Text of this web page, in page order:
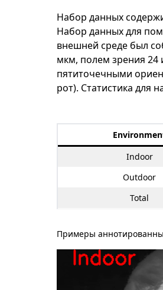
Набор данных
Набор данных для
внешней среде был
мкм, полем зрения
пятиточечными
рот). Статистика для
Indoor
Outdoor
Total
Примеры